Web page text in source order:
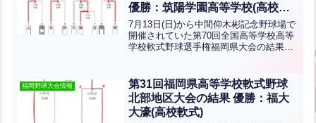
優勝：筑陽学園高等学校(高校軟
式)
7月13日(日)から中間仰木彬記念野球場で
開催されていた第70回全国高等学校高等
学校軟式野球選手権福岡県大会の結果で
す！筑陽学園高等学校は8月2日(土)に大
分市にある別...全文はクリック
福岡野球大会情報
第31回福岡県高等学校軟式野球
北部地区大会の結果 優勝：福大
大濠(高校軟式)